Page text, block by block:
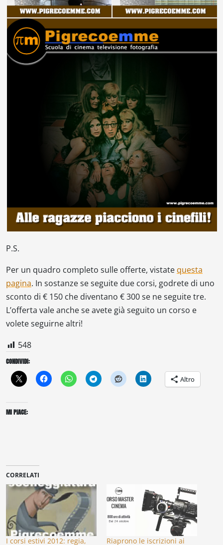
P.S.
Per un quadro completo sulle offerte, vistate questa
pagina. In sostanze se seguite due corsi, godrete di uno
sconto di € 150 che diventano € 300 se ne seguite tre.
L’offerta vale anche se avete già seguito un corso e
volete seguirne altri!
548
CONDIVIDI:
Altro
MI PIACE:
CORRELATI
I corsi estivi 2012: regia, Riaprono le iscrizioni ai